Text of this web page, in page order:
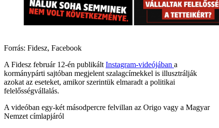
Forrás: Fidesz, Facebook
A Fidesz február 12-én publikált Instagram-videójában a
kormánypárti sajtóban megjelent szalagcímekkel is illusztrálják
azokat az eseteket, amikor szerintük elmaradt a politikai
felelősségvállalás.
A videóban egy-két másodpercre felvillan az Origo vagy a Magyar
Nemzet címlapjáról